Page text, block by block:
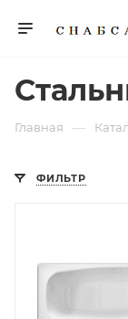
Главная —
ФИЛЬТР